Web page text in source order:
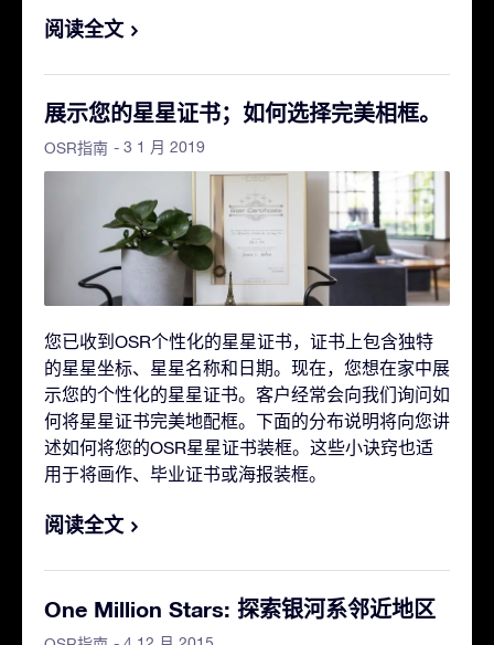
阅读全文
展示您的星星证书；如何选择完美相框。
OSR指南 - 3 1 月 2019
您已收到OSR个性化的星星证书，证书上包含独特
的星星坐标、星星名称和日期。现在，您想在家中展
示您的个性化的星星证书。客户经常会向我们询问如
何将星星证书完美地配框。下面的分布说明将向您讲
述如何将您的OSR星星证书装框。这些小诀窍也适
用于将画作、毕业证书或海报装框。
阅读全文
One Million Stars: 探索银河系邻近地区